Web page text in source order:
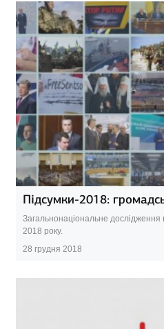
Підсумки-2018:
Загальнонаціональне
2018 року.
28 грудня 2018